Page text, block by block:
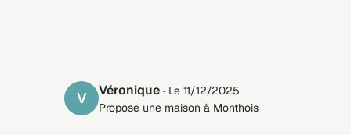
V Véronique · Le 11/12/2025
Propose une maison à Monthois